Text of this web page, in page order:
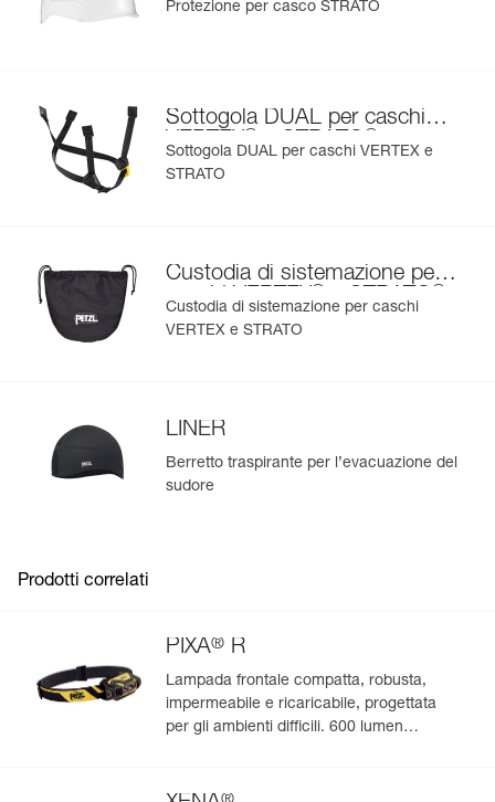
Protezione per casco STRATO
Sottogola DUAL per caschi
VERTEX
e STRATO
Sottogola DUAL per caschi VERTEX e
STRATO
Custodia di sistemazione per
caschi VERTEX
e STRATO
Custodia di sistemazione per caschi
VERTEX e STRATO
LINER
Berretto traspirante per l’evacuazione del
sudore
Prodotti correlati
PIXA® R
Lampada frontale compatta, robusta,
impermeabile e ricaricabile, progettata
per gli ambienti difficili. 600 lumen